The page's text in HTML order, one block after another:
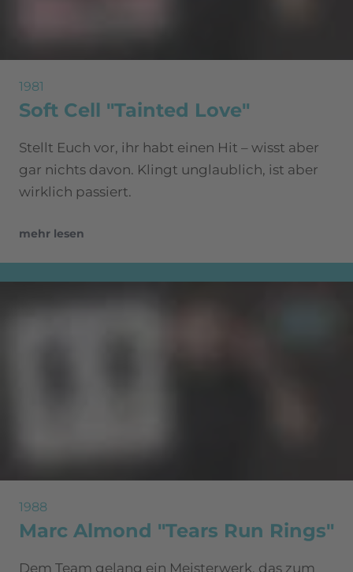
1981
Soft Cell "Tainted Love"
Stellt Euch vor, ihr habt einen Hit – wisst aber
gar nichts davon. Klingt unglaublich, ist aber
wirklich passiert.
mehr lesen
1988
Marc Almond "Tears Run Rings"
Dem Team gelang ein Meisterwerk, das zum